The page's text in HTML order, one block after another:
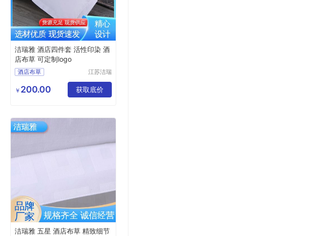
洁瑞雅 酒店四件套 活性印染 酒
店布草 可定制logo
酒店布草
酒店床上用品
江苏洁瑞
有限公司
￥ 200.00 获取底价
洁瑞雅 五星 酒店布草 精致细节